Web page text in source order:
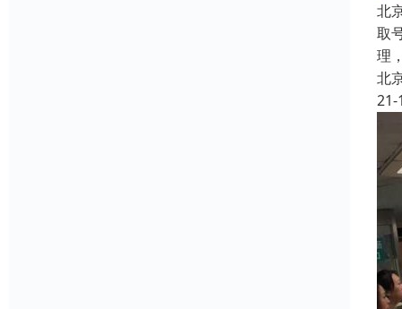
北
取
理
北
21-